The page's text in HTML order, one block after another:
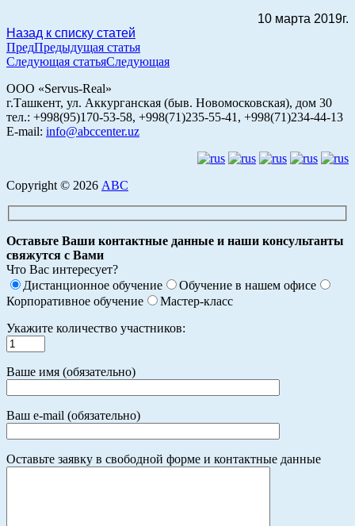
10 марта 2019г.
Назад к списку статей
ПредПредыдущая статья
Следующая статьяСледующая
ООО «Servus-Real»
г.Ташкент, ул. Аккурганская (быв. Новомосковская), дом 30
тел.: +998(95)170-53-58, +998(71)235-55-41, +998(71)234-44-13
E-mail: info@abccenter.uz
Copyright © 2026 АВС
Оставьте Ваши контактные данные и наши консультанты
свяжутся с Вами
Что Вас интересует?
Дистанционное обучение
Обучение в нашем офисе
Корпоративное обучение
Мастер-класс
Укажите количество участников:
Ваше имя (обязательно)
Ваш e-mail (обязательно)
Оставьте заявку в свободной форме и контактные данные